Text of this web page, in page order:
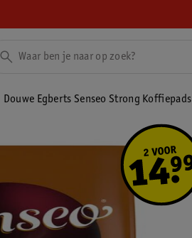
Douwe Egberts Senseo Strong Koffiepads